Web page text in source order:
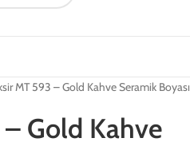
MT 593 – Gold Kahve Seramik Boyası
Gold Kahve